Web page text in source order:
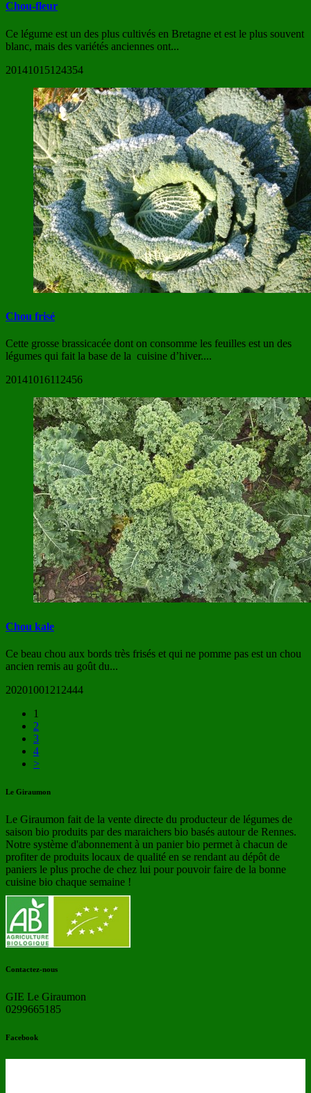
Chou-fleur
Ce légume est un des plus cultivés en Bretagne et est le plus souvent
blanc, mais des variétés anciennes ont...
20141015124354
Chou frisé
Cette grosse brassicacée dont on consomme les feuilles est un des
légumes qui fait la base de la cuisine d’hiver....
20141016112456
Chou kale
Ce beau chou aux bords très frisés et qui ne pomme pas est un chou
ancien remis au goût du...
20201001212444
1
2
3
4
>
Le Giraumon
Le Giraumon fait de la vente directe du producteur de légumes de
saison bio produits par des maraichers bio basés autour de Rennes.
Notre système d'abonnement à un panier bio permet à chacun de
profiter de produits locaux de qualité en se rendant au dépôt de
paniers le plus proche de chez lui pour pouvoir faire de la bonne
cuisine bio chaque semaine !
Contactez-nous
GIE Le Giraumon
0299665185
Facebook